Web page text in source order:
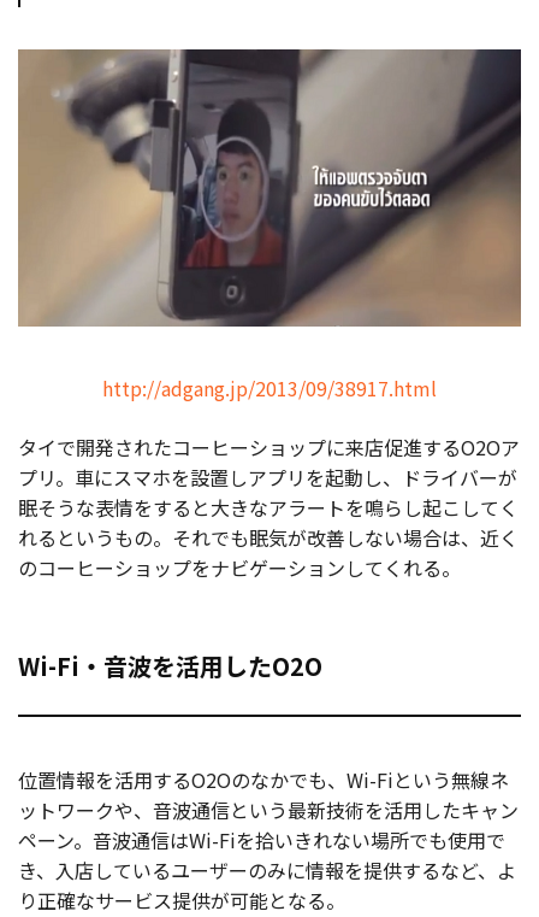
http://adgang.jp/2013/09/38917.html
タイで開発されたコーヒーショップに来店促進するO2Oア
プリ。車にスマホを設置しアプリを起動し、ドライバーが
眠そうな表情をすると大きなアラートを鳴らし起こしてく
れるというもの。それでも眠気が改善しない場合は、近く
のコーヒーショップをナビゲーションしてくれる。
Wi-Fi・音波を活用したO2O
位置情報を活用するO2Oのなかでも、Wi-Fiという無線ネ
ットワークや、音波通信という最新技術を活用したキャン
ペーン。音波通信はWi-Fiを拾いきれない場所でも使用で
き、入店しているユーザーのみに情報を提供するなど、よ
り正確なサービス提供が可能となる。